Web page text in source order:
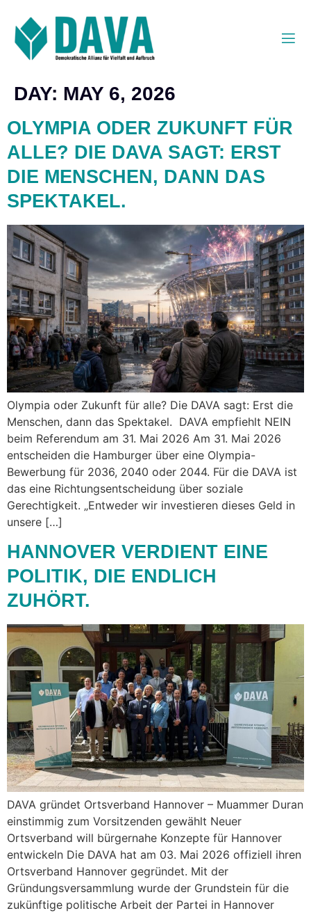
DAY: MAY 6, 2026
OLYMPIA ODER ZUKUNFT FÜR
ALLE? DIE DAVA SAGT: ERST
DIE MENSCHEN, DANN DAS
SPEKTAKEL.
Olympia oder Zukunft für alle? Die DAVA sagt: Erst die
Menschen, dann das Spektakel. DAVA empfiehlt NEIN
beim Referendum am 31. Mai 2026 Am 31. Mai 2026
entscheiden die Hamburger über eine Olympia-
Bewerbung für 2036, 2040 oder 2044. Für die DAVA ist
das eine Richtungsentscheidung über soziale
Gerechtigkeit. „Entweder wir investieren dieses Geld in
unsere […]
HANNOVER VERDIENT EINE
POLITIK, DIE ENDLICH
ZUHÖRT.
DAVA gründet Ortsverband Hannover – Muammer Duran
einstimmig zum Vorsitzenden gewählt Neuer
Ortsverband will bürgernahe Konzepte für Hannover
entwickeln Die DAVA hat am 03. Mai 2026 offiziell ihren
Ortsverband Hannover gegründet. Mit der
Gründungsversammlung wurde der Grundstein für die
zukünftige politische Arbeit der Partei in Hannover